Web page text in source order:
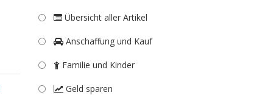
Übersicht aller Artikel
Anschaffung und Kauf
Familie und Kinder
Geld sparen